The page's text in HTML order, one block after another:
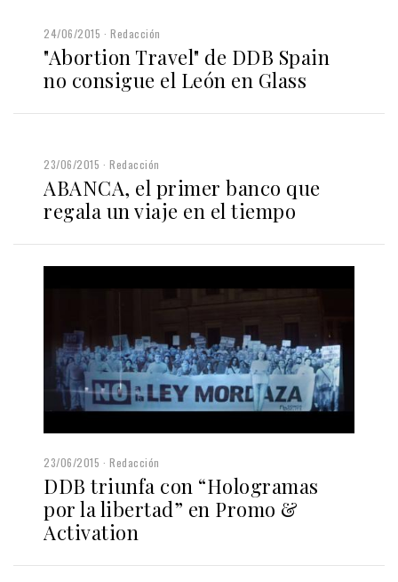
24/06/2015 Redacción
"Abortion Travel" de DDB Spain
no consigue el León en Glass
23/06/2015 Redacción
ABANCA, el primer banco que
regala un viaje en el tiempo
23/06/2015 Redacción
DDB triunfa con “Hologramas
por la libertad” en Promo &
Activation